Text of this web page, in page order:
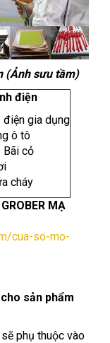
(Ảnh sưu tầm)
điện
điện gia dụng
ô tô
Bãi cỏ
cháy
MẠ
cua-so-mo-
sản phẩm
phụ thuộc vào